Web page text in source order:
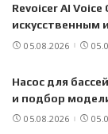
Revoicer AI
искусственным
05.08.2026
Насос для
и подбор
05.08.2026